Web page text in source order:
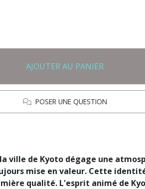
AJOUTER AU PANIER
POSER UNE QUESTION
ville de Kyoto dégage une
mise en valeur. Cette
qualité. L'esprit animé de